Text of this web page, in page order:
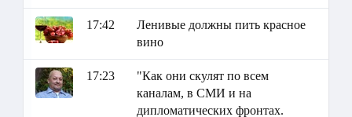
17:42
Ленивые должны пить красное
вино
17:23
"Как они скулят по всем
каналам, в СМИ и на
дипломатических фронтах.